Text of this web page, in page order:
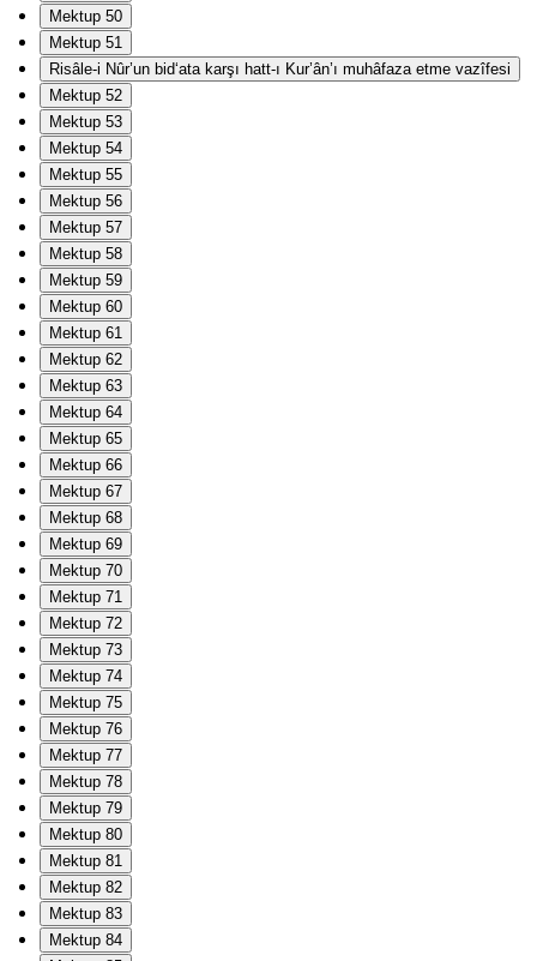
Mektup 50
Mektup 51
Risâle-i Nûr’un bid‘ata karşı hatt-ı Kur’ân’ı muhâfaza etme vazîfesi
Mektup 52
Mektup 53
Mektup 54
Mektup 55
Mektup 56
Mektup 57
Mektup 58
Mektup 59
Mektup 60
Mektup 61
Mektup 62
Mektup 63
Mektup 64
Mektup 65
Mektup 66
Mektup 67
Mektup 68
Mektup 69
Mektup 70
Mektup 71
Mektup 72
Mektup 73
Mektup 74
Mektup 75
Mektup 76
Mektup 77
Mektup 78
Mektup 79
Mektup 80
Mektup 81
Mektup 82
Mektup 83
Mektup 84